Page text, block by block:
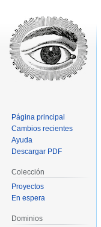
Página principal
Cambios recientes
Ayuda
Descargar PDF
Colección
Proyectos
En espera
Dominios